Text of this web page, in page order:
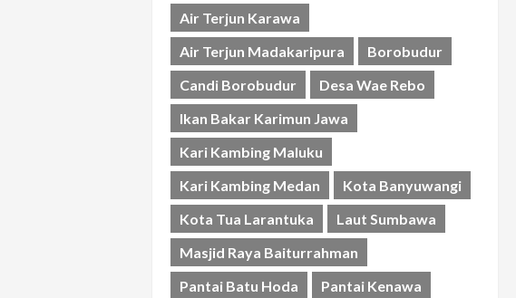
Air Terjun Karawa
Air Terjun Madakaripura
Borobudur
Candi Borobudur
Desa Wae Rebo
Ikan Bakar Karimun Jawa
Kari Kambing Maluku
Kari Kambing Medan
Kota Banyuwangi
Kota Tua Larantuka
Laut Sumbawa
Masjid Raya Baiturrahman
Pantai Batu Hoda
Pantai Kenawa